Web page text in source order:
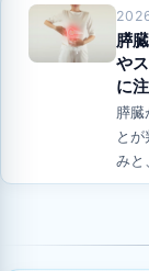
膵
や
に
膵臓
と
みと